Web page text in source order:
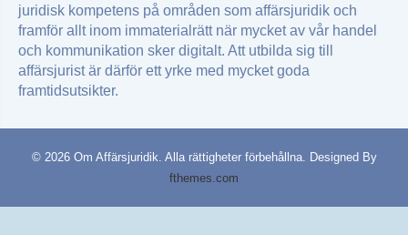
juridisk kompetens på områden som affärsjuridik och
framför allt inom immaterialrätt när mycket av vår handel
och kommunikation sker digitalt. Att utbilda sig till
affärsjurist är därför ett yrke med mycket goda
framtidsutsikter.
© 2026 Om Affärsjuridik. Alla rättigheter förbehållna. Designed By
fthemes.com